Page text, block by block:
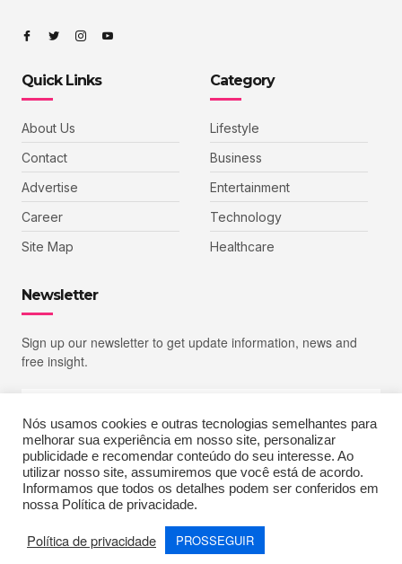
Quick Links
About Us
Contact
Advertise
Career
Site Map
Category
Lifestyle
Business
Entertainment
Technology
Healthcare
Newsletter
Sign up our newsletter to get update information, news and
free insight.
SIGN UP
Copyright © 2023 Echoiz, All rights reserved. Powered by MoxCreative
Privacy Policy Cookie Policy
Nós usamos cookies e outras tecnologias semelhantes para
melhorar sua experiência em nosso site, personalizar
publicidade e recomendar conteúdo do seu interesse. Ao
utilizar nosso site, assumiremos que você está de acordo.
Informamos que todos os detalhes podem ser conferidos em
nossa Política de privacidade.
Política de privacidade PROSSEGUIR